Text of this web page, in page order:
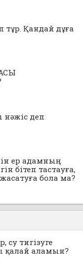
Қандай дұға
нәжіс деп
ер адамның
бітеп тастауға,
бола ма?
тигізуге
қалай аламын?